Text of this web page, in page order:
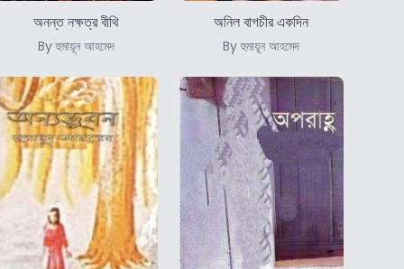
অনন্ত নক্ষত্র বীথি
By হুমায়ূন আহমেদ
অনিল বাগচীর একদিন
By হুমায়ূন আহমেদ